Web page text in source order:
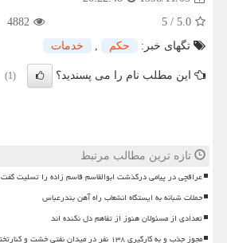
5.0
/
5
4882
تگهای خبر:
حكم , خدمات
این مطلب نام را می پسندید؟ (1)
تازه ترین مطالب مرتبط
عراقچی در پیامی درگذشت ابوالقاسم قاسم زاده را تسلیت گفت
حملات شبانه به ایستگاه انشعاب راه آهن بندرعباس
تعدادی از مسئولان هنوز از تفاهم دل نکنده اند
مجوز جذب و به کارگیری ۱۳۸ نفر در میدان نفتی خشت و کنارتخته صادر شد